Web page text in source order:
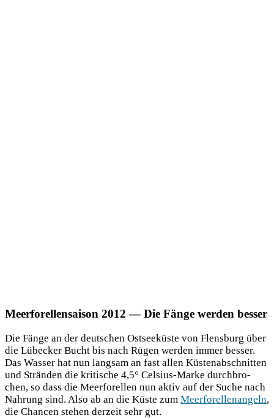
Meerforellensaison 2012 — Die Fänge werden besser
Die Fän­ge an der deut­schen Ost­see­küs­te von Flens­burg über
die Lübe­cker Bucht bis nach Rügen wer­den immer bes­ser.
Das Was­ser hat nun lang­sam an fast allen Küs­ten­ab­schnit­ten
und Strän­den die kri­ti­sche 4,5° Cel­si­us-Mar­ke durch­bro­
chen, so dass die Meer­fo­rel­len nun aktiv auf der Suche nach
Nah­rung sind. Also ab an die Küs­te zum Meer­fo­rel­len­an­geln,
die Chan­cen ste­hen der­zeit sehr gut.